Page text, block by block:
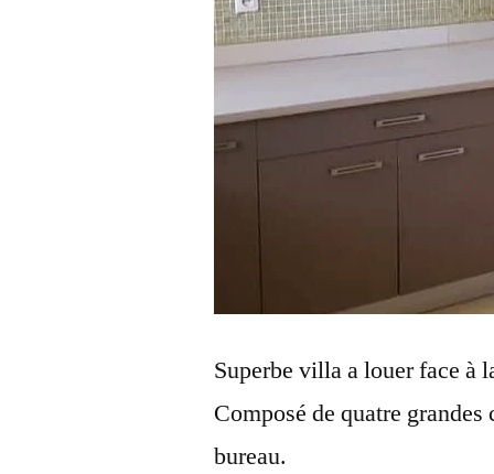
Superbe villa a louer face à
Composé de quatre
bureau.